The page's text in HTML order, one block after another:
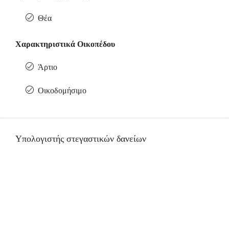
Θέα
Χαρακτηριστικά Οικοπέδου
Άρτιο
Οικοδομήσιμο
Υπολογιστής στεγαστικών δανείων